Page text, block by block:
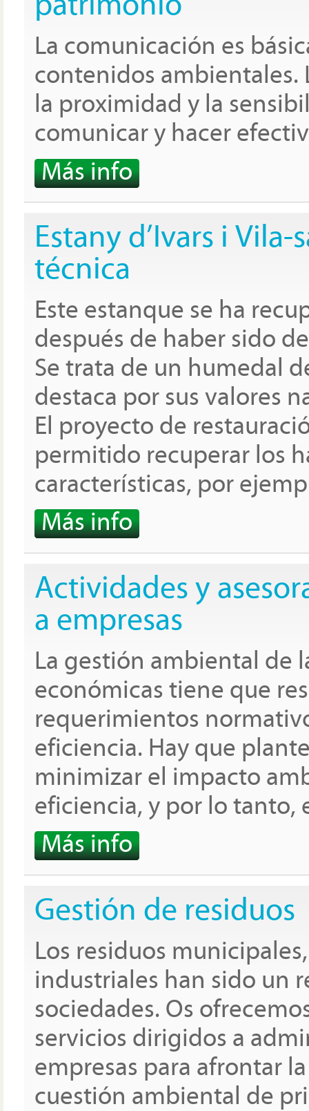
patrimonio
La comunicación es
contenidos ambientales.
la proximidad y la
comunicar y hacer
Más info
Estany d’Ivars i
técnica
Este estanque se ha
después de haber sido
Se trata de un humedal
destaca por sus valores
El proyecto de
permitido recuperar los
características, por
Más info
Actividades y
a empresas
La gestión ambiental de
económicas tiene que
requerimientos
eficiencia. Hay que
minimizar el impacto
eficiencia, y por lo tanto,
Más info
Gestión de residuos
Los residuos
industriales han sido un
sociedades. Os
servicios dirigidos a
empresas para afrontar
cuestión ambiental de